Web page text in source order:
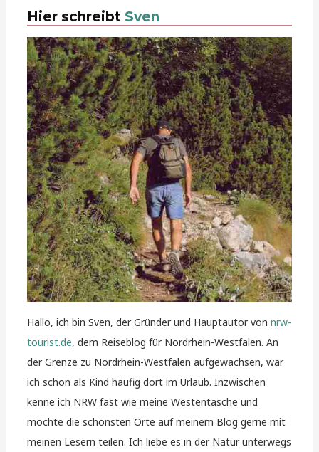
Hier schreibt Sven
Hallo, ich bin Sven, der Gründer und Hauptautor vonnrw-
tourist.de, dem Reiseblog für Nordrhein-Westfalen. An
der Grenze zu Nordrhein-Westfalen aufgewachsen, war
ich schon als Kind häufig dort im Urlaub. Inzwischen
kenne ich NRW fast wie meine Westentasche und
möchte die schönsten Orte auf meinem Blog gerne mit
meinen Lesern teilen. Ich liebe es in der Natur unterwegs